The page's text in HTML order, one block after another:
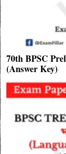
70th BPSC
(Answer Key)